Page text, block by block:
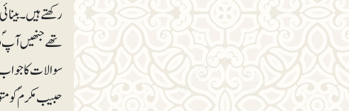
رکھتے ہیں۔
تھے جنھیں آپؐ
سوالات کا جواب
حبیب مکرمؐ کو